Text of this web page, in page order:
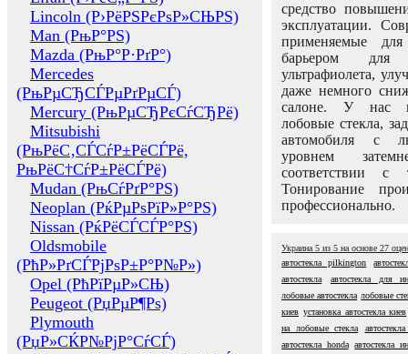
Lincoln (Р›РёРЅРєРѕР»СЊРЅ)
Man (РњР°РЅ)
Mazda (РњР°Р·РґР°)
Mercedes
(РњРµСЂСЃРµРґРµСЃ)
Mercury (РњРµСЂРєСѓСЂРё)
Mitsubishi
(РњРёС‚СЃСѓР±РёСЃРё,
РњРёС†СѓР±РёСЃРё)
Mudan (РњСѓРґР°РЅ)
Neoplan (РќРµРѕРїР»Р°РЅ)
Nissan (РќРёСЃСЃР°РЅ)
Oldsmobile
(РћР»РґСЃРјРѕР±Р°Р№Р»)
Opel (РћРїРµР»СЊ)
Peugeot (РџРµР¶Рѕ)
Plymouth
(РџР»СЌР№РјР°СѓСЃ)
средство
эксплуатации.
применяемые
барьером для
ультрафиолета,
даже немного
салоне. У нас
лобовые стекла,
автомобиля с
уровнем
соответствии с
Тонирование
профессионально.
Украина 5 из 5 на основе 27
автостекла pilkington
автостекла
автостекла для
лобовые автостекла лобовые
киев установка автостекла киев
на лобовые стекла
автостекла honda
автостекла